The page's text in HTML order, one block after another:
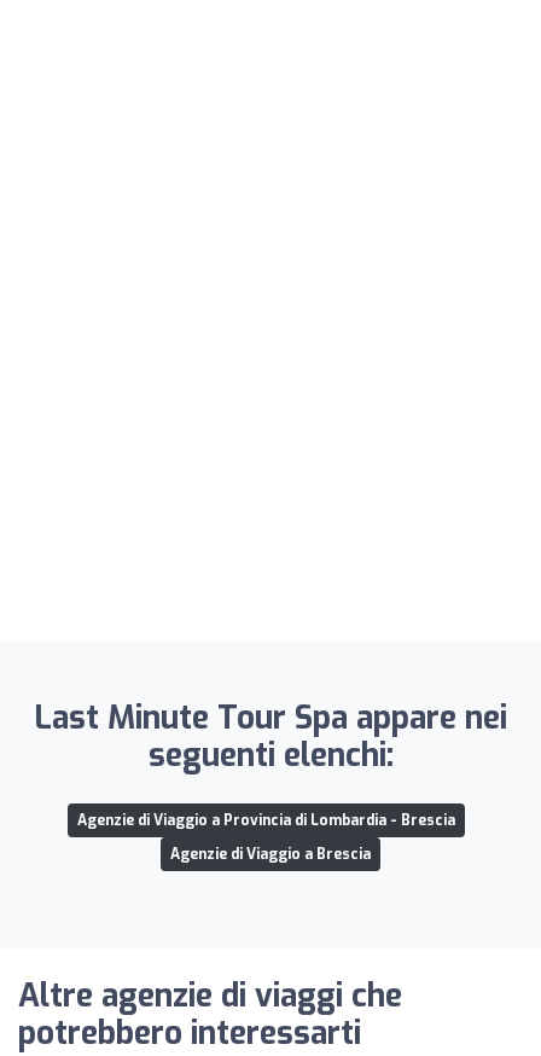
Last Minute Tour Spa appare nei
seguenti elenchi:
Agenzie di Viaggio a Provincia di Lombardia - Brescia
Agenzie di Viaggio a Brescia
Altre agenzie di viaggi che
potrebbero interessarti